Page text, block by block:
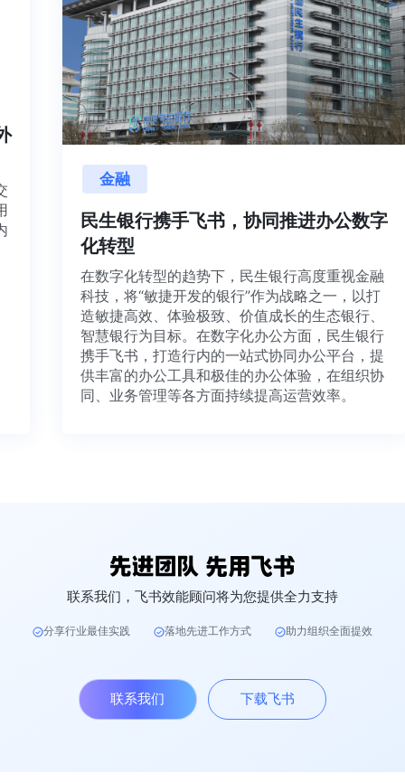
交
用
内
金融
民生银行携手飞书，协同推进办公数
化转型
在数字化转型的趋势下，民生银行高度重视金融
科技，将“敏捷开发的银行”作为战略之一，以打
造敏捷高效、体验极致、价值成长的生态银行、
智慧银行为目标。在数字化办公方面，民生银行
携手飞书，打造行内的一站式协同办公平台，提
供丰富的办公工具和极佳的办公体验，在组织协
同、业务管理等各方面持续提高运营效率。
联系我们，飞书效能顾问将为您提供全力支持
分享行业最佳实践 落地先进工作方式 助力组织全面提效
联系我们 下载飞书